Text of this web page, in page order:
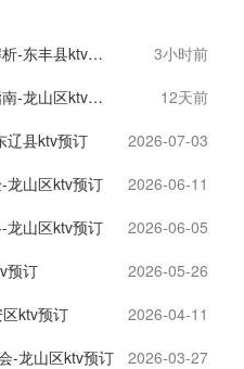
丰县ktv预订
3小时前
山区ktv预订
12天前
辽县ktv预订
2026-07-03
龙山区ktv预订
2026-06-11
龙山区ktv预订
2026-06-05
预订
2026-05-26
ktv预订
2026-04-11
-龙山区ktv预订
2026-03-27